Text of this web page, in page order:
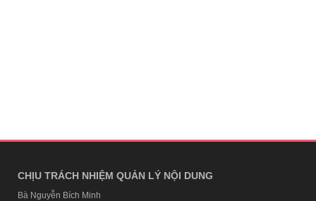
CHỊU TRÁCH NHIỆM QUẢN LÝ NỘI DUNG
Bà Nguyễn Bích Minh